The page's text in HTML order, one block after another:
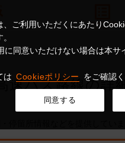
、ご利用いただくにあたり
に同意いただけない場合は本サ
は Cookieポリシー をご確認く
同意する
速バス路線の詳